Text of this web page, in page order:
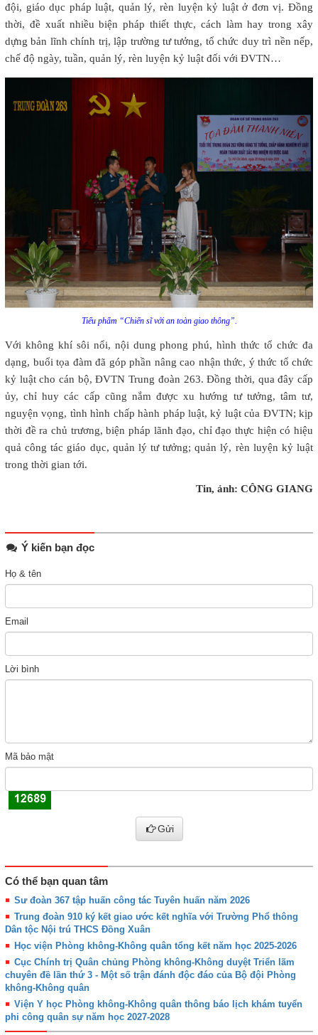
đội, giáo dục pháp luật, quản lý, rèn luyện kỷ luật ở đơn vị. Đồng
thời, đề xuất nhiều biện pháp thiết thực, cách làm hay trong xây
dựng bản lĩnh chính trị, lập trường tư tưởng, tổ chức duy trì nền nếp,
chế độ ngày, tuần, quản lý, rèn luyện kỷ luật đối với ĐVTN…
Tiểu phẩm “Chiến sĩ với an toàn giao thông”.
Với không khí sôi nổi, nội dung phong phú, hình thức tổ chức đa
dạng, buổi tọa đàm đã góp phần nâng cao nhận thức, ý thức tổ chức
kỷ luật cho cán bộ, ĐVTN Trung đoàn 263. Đồng thời, qua đây cấp
ủy, chỉ huy các cấp cũng nắm được xu hướng tư tưởng, tâm tư,
nguyện vọng, tình hình chấp hành pháp luật, kỷ luật của ĐVTN; kịp
thời đề ra chủ trương, biện pháp lãnh đạo, chỉ đạo thực hiện có hiệu
quả công tác giáo dục, quản lý tư tưởng; quản lý, rèn luyện kỷ luật
trong thời gian tới.
Tin, ảnh: CÔNG GIANG
Ý kiến bạn đọc
Họ & tên
Email
Lời bình
Mã bảo mật
Gửi
Có thể bạn quan tâm
Sư đoàn 367 tập huấn công tác Tuyên huấn năm 2026
Trung đoàn 910 ký kết giao ước kết nghĩa với Trường Phổ thông
Dân tộc Nội trú THCS Đồng Xuân
Học viện Phòng không-Không quân tổng kết năm học 2025-2026
Cục Chính trị Quân chủng Phòng không-Không duyệt Triển lãm
chuyên đề lần thứ 3 - Một số trận đánh độc đáo của Bộ đội Phòng
không-Không quân
Viện Y học Phòng không-Không quân thông báo lịch khám tuyển
phi công quân sự năm học 2027-2028